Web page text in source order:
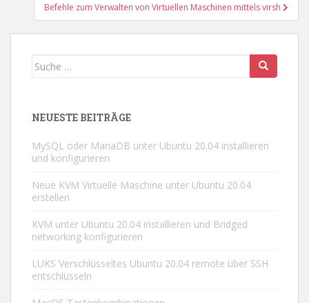
Befehle zum Verwalten von Virtuellen Maschinen mittels virsh
Suche
NEUESTE BEITRÄGE
MySQL oder MariaDB unter Ubuntu 20.04 installieren
und konfigurieren
Neue KVM Virtuelle Maschine unter Ubuntu 20.04
erstellen
KVM unter Ubuntu 20.04 installieren und Bridged
networking konfigurieren
LUKS Verschlüsseltes Ubuntu 20.04 remote über SSH
entschlüsseln